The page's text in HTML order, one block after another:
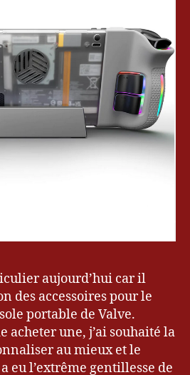
aujourd’hui car il
des accessoires pour le
portable de Valve.
acheter une, j’ai souhaité la
au mieux et le
a eu l’extrême gentillesse de